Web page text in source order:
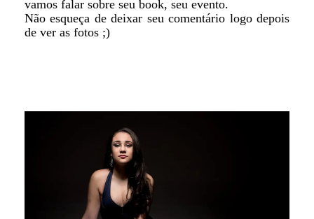
vamos falar sobre seu book, seu evento.
Não esqueça de deixar seu comentário logo depois
de ver as fotos ;)